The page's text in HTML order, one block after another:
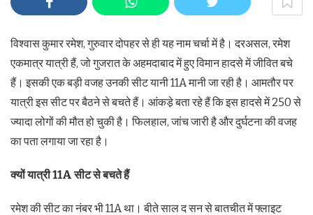
विश्वास कुमार रमेश, गुरुवार दोपहर से ही यह नाम चर्चा में है। दरअसल, रमेश
एकमात्र यात्री हैं, जो गुजरात के अहमदाबाद में हुए विमान हादसे में जीवित बचे
हैं। इसकी एक बड़ी वजह उनकी सीट यानी 11A मानी जा रही है। आमतौर पर
यात्री इस सीट पर बैठने से बचते हैं। आंकडे़ बता रहे हैं कि इस हादसे में 250 से
ज्यादा लोगों की मौत हो चुकी है। फिलहाल, जांच जारी है और दुर्घटना की वजह
का पता लगाया जा रहा है।
क्यों यात्री 11A सीट से बचते हैं
रमेश की सीट का नंबर भी 11A था। बीते साल द सन से बातचीत में फ्लाइट